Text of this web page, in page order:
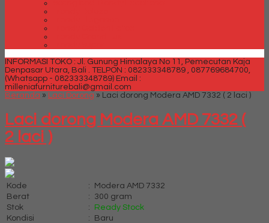
INFORMASI TOKO : Jl. Gunung Himalaya No 11, Pemecutan Kaja
Denpasar Utara, Bali . TELPON : 082333348789 , 087769684700,
(Whatsapp - 082333348789) Email :
milleniafurniturebali@gmail.com
Beranda » Laci Dorong » Laci dorong Modera AMD 7332 ( 2 laci )
Laci dorong Modera AMD 7332 (
2 laci )
Kode :
Modera AMD 7332
Berat
:
300 gram
Stok
:
Ready Stock
Kondisi
:
Baru